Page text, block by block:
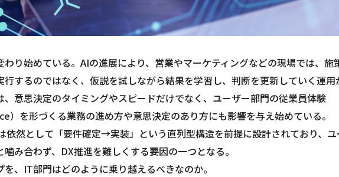
り始めている。AIの進展により、営業やマーケティングなどの現場では、施
するのではなく、仮説を試しながら結果を学習し、判断を更新していく運用
意思決定のタイミングやスピードだけでなく、ユーザー部門の従業員体験
）を形づくる業務の進め方や意思決定のあり方にも影響を与え始めている。
依然として「要件確定→実装」という直列型構造を前提に設計されており、ユ
み合わず、DX推進を難しくする要因の一つとなる。
、IT部門はどのように乗り越えるべきなのか。